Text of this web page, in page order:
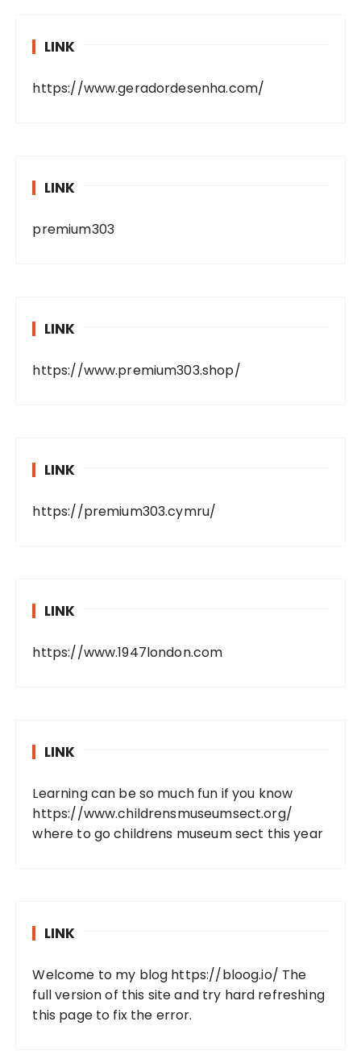
LINK
https://www.geradordesenha.com/
LINK
premium303
LINK
https://www.premium303.shop/
LINK
https://premium303.cymru/
LINK
https://www.1947london.com
LINK
Learning can be so much fun if you know
https://www.childrensmuseumsect.org/
where to go childrens museum sect this year
LINK
Welcome to my blog https://bloog.io/ The
full version of this site and try hard refreshing
this page to fix the error.